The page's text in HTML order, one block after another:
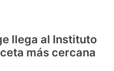
llega al Instituto
más cercana